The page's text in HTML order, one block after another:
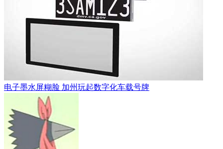
电子墨水屏糊脸 加州玩起数字化车载号牌